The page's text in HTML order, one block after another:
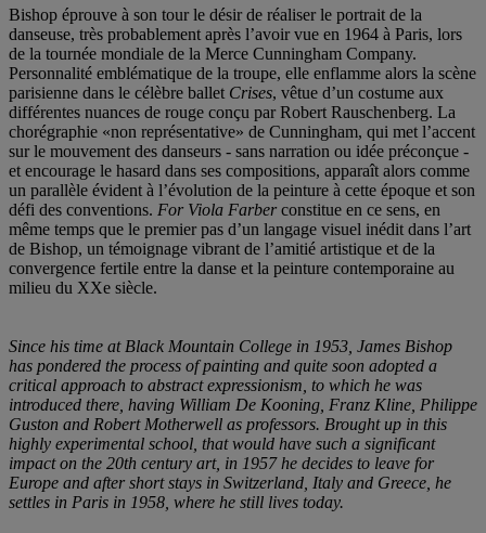
Bishop éprouve à son tour le désir de réaliser le portrait de la
danseuse, très probablement après l’avoir vue en 1964 à Paris, lors
de la tournée mondiale de la Merce Cunningham Company.
Personnalité emblématique de la troupe, elle enflamme alors la scène
parisienne dans le célèbre ballet Crises, vêtue d’un costume aux
différentes nuances de rouge conçu par Robert Rauschenberg. La
chorégraphie «non représentative» de Cunningham, qui met l’accent
sur le mouvement des danseurs - sans narration ou idée préconçue -
et encourage le hasard dans ses compositions, apparaît alors comme
un parallèle évident à l’évolution de la peinture à cette époque et son
défi des conventions. For Viola Farberconstitue en ce sens, en
même temps que le premier pas d’un langage visuel inédit dans l’art
de Bishop, un témoignage vibrant de l’amitié artistique et de la
convergence fertile entre la danse et la peinture contemporaine au
milieu du XXe siècle.
Since his time at Black Mountain College in 1953, James Bishop
has pondered the process of painting and quite soon adopted a
critical approach to abstract expressionism, to which he was
introduced there, having William De Kooning, Franz Kline, Philippe
Guston and Robert Motherwell as professors. Brought up in this
highly experimental school, that would have such a significant
impact on the 20th century art, in 1957 he decides to leave for
Europe and after short stays in Switzerland, Italy and Greece, he
settles in Paris in 1958, where he still lives today.